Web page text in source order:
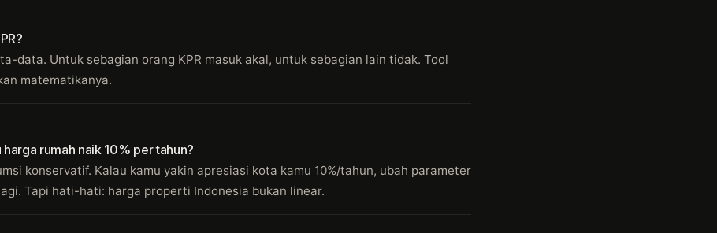
data. Untuk sebagian orang KPR masuk akal, untuk sebagian lain tidak. Tool
matematikanya.
rumah naik 10% per tahun?
konservatif. Kalau kamu yakin apresiasi kota kamu 10%/tahun, ubah parameter
Tapi hati-hati: harga properti Indonesia bukan linear.